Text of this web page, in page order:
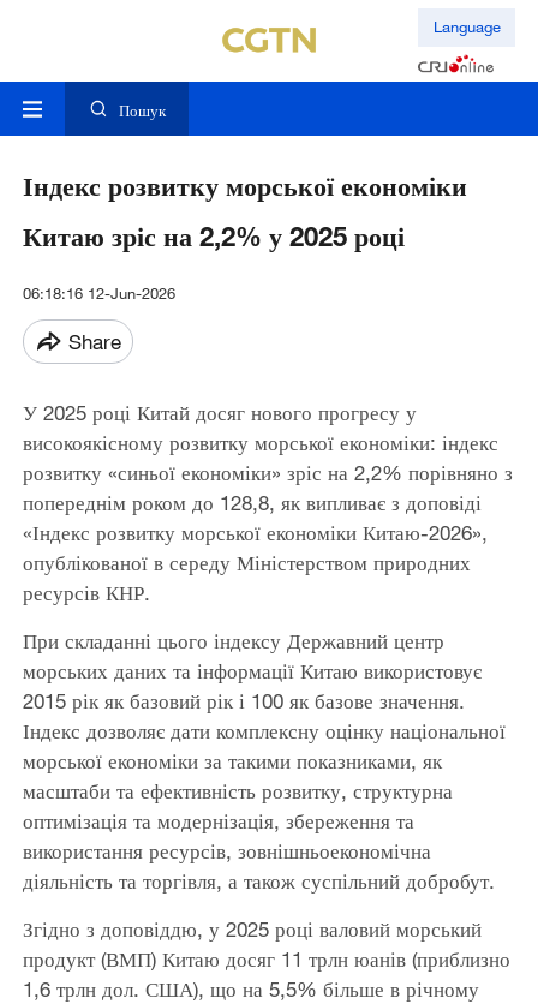
Language
Пошук
Індекс розвитку морської економіки
Китаю зріс на 2,2% у 2025 році
06:18:16 12-Jun-2026
Share
У 2025 році Китай досяг нового прогресу у
високоякісному розвитку морської економіки: індекс
розвитку «синьої економіки» зріс на 2,2% порівняно з
попереднім роком до 128,8, як випливає з доповіді
«Індекс розвитку морської економіки Китаю-2026»,
опублікованої в середу Міністерством природних
ресурсів КНР.
При складанні цього індексу Державний центр
морських даних та інформації Китаю використовує
2015 рік як базовий рік і 100 як базове значення.
Індекс дозволяє дати комплексну оцінку національної
морської економіки за такими показниками, як
масштаби та ефективність розвитку, структурна
оптимізація та модернізація, збереження та
використання ресурсів, зовнішньоекономічна
діяльність та торгівля, а також суспільний добробут.
Згідно з доповіддю, у 2025 році валовий морський
продукт (ВМП) Китаю досяг 11 трлн юанів (приблизно
1,6 трлн дол. США), що на 5,5% більше в річному